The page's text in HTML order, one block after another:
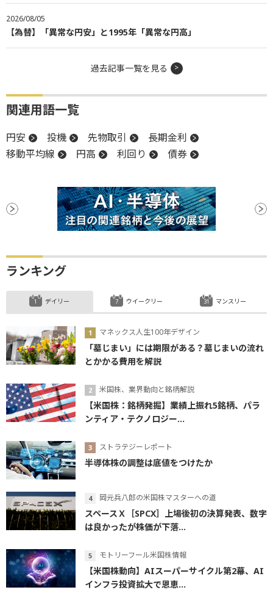
2026/08/05
【為替】「異常な円安」と1995年「異常な円高」
過去記事一覧を見る
関連用語一覧
円安 投機 先物取引
長期金利
移動平均線
円高 利回り 債券
ランキング
デイリー
マネックス人生100年デザイン
「墓じまい」には期限がある？墓じまいの流れ
とかかる費用を解説
米国株、業界動向と銘柄解説
【米国株：銘柄発掘】業績上振れ5銘柄、パラ
ンティア・テクノロジー...
ストラテジーレポート
半導体株の調整は底値をつけたか
岡元兵八郎の米国株マスターへの道
スペースＸ［SPCX］上場後初の決算発表、数字
は良かったが株価が下落...
モトリーフール米国株情報
【米国株動向】AIスーパーサイクル第2幕、AI
インフラ投資拡大で恩恵...
ウイークリー マンスリー